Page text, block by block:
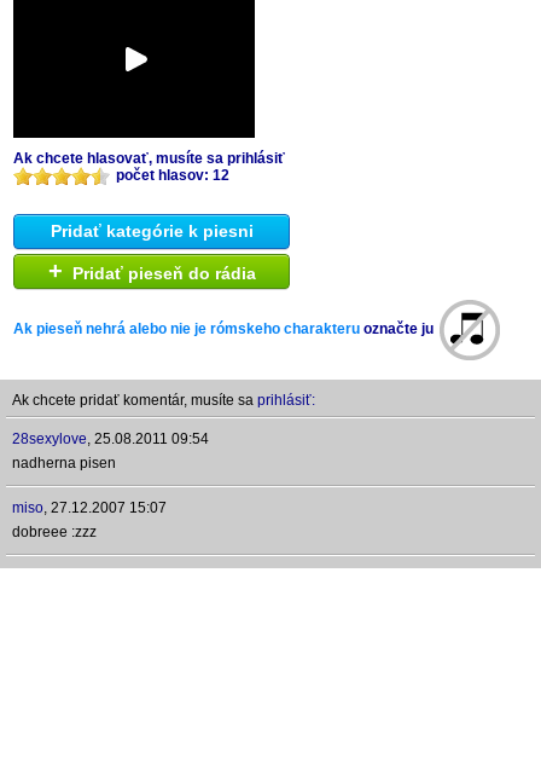
Ak chcete hlasovať, musíte sa prihlásiť
počet hlasov: 12
Pridať kategórie k piesni
+ Pridať pieseň do rádia
Ak pieseň nehrá alebo nie je rómskeho charakteru označte ju
Ak chcete pridať komentár, musíte sa prihlásiť:
28sexylove, 25.08.2011 09:54
nadherna pisen
miso, 27.12.2007 15:07
dobreee :zzz